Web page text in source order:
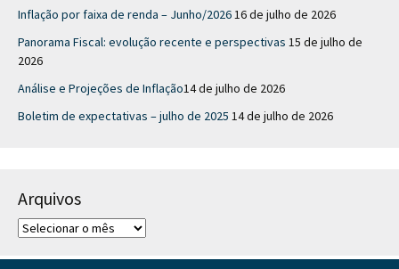
Inflação por faixa de renda – Junho/2026 16 de julho de 2026
Panorama Fiscal: evolução recente e perspectivas 15 de julho de
2026
Análise e Projeções de Inflação​14 de julho de 2026
Boletim de expectativas – julho de 2025 14 de julho de 2026
Arquivos
A
q